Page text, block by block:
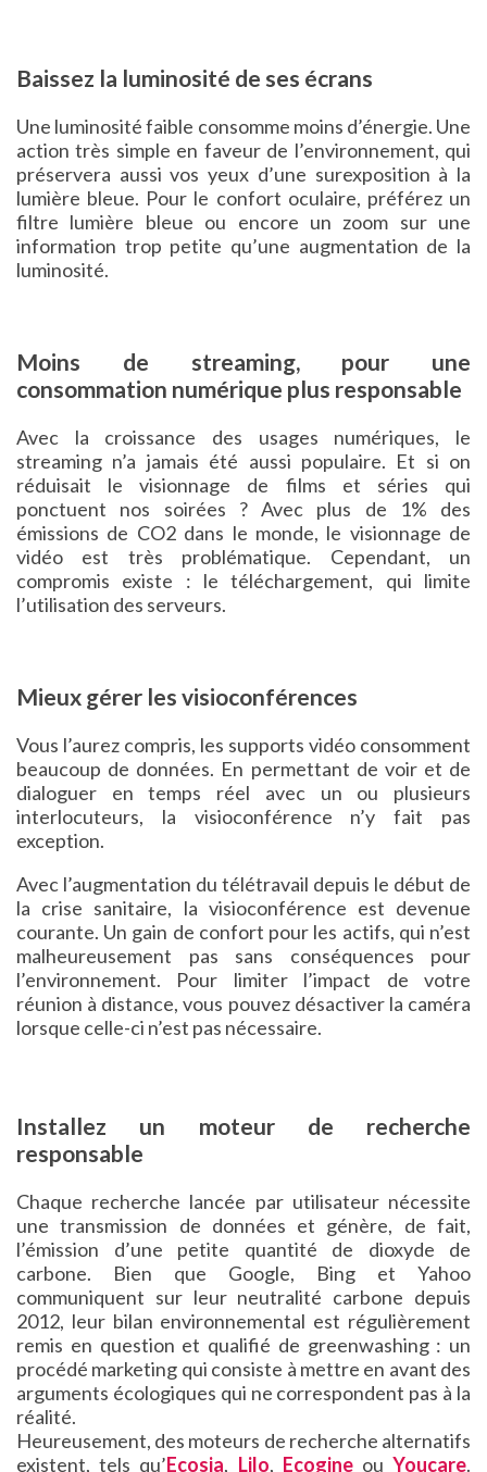
Baissez la luminosité de ses écrans
Une luminosité faible consomme moins d’énergie. Une
action très simple en faveur de l’environnement, qui
préservera aussi vos yeux d’une surexposition à la
lumière bleue. Pour le confort oculaire, préférez un
filtre lumière bleue ou encore un zoom sur une
information trop petite qu’une augmentation de la
luminosité.
Moins de streaming, pour une
consommation numérique plus responsable
Avec la croissance des usages numériques, le
streaming n’a jamais été aussi populaire. Et si on
réduisait le visionnage de films et séries qui
ponctuent nos soirées ? Avec plus de 1% des
émissions de CO2 dans le monde, le visionnage de
vidéo est très problématique. Cependant, un
compromis existe : le téléchargement, qui limite
l’utilisation des serveurs.
Mieux gérer les visioconférences
Vous l’aurez compris, les supports vidéo consomment
beaucoup de données. En permettant de voir et de
dialoguer en temps réel avec un ou plusieurs
interlocuteurs, la visioconférence n’y fait pas
exception.
Avec l’augmentation du télétravail depuis le début de
la crise sanitaire, la visioconférence est devenue
courante. Un gain de confort pour les actifs, qui n’est
malheureusement pas sans conséquences pour
l’environnement. Pour limiter l’impact de votre
réunion à distance, vous pouvez désactiver la caméra
lorsque celle-ci n’est pas nécessaire.
Installez un moteur de recherche
responsable
Chaque recherche lancée par utilisateur nécessite
une transmission de données et génère, de fait,
l’émission d’une petite quantité de dioxyde de
carbone. Bien que Google, Bing et Yahoo
communiquent sur leur neutralité carbone depuis
2012, leur bilan environnemental est régulièrement
remis en question et qualifié de greenwashing : un
procédé marketing qui consiste à mettre en avant des
arguments écologiques qui ne correspondent pas à la
réalité.
Heureusement, des moteurs de recherche alternatifs
existent, tels qu’Ecosia, Lilo, Ecogine ou Youcare.